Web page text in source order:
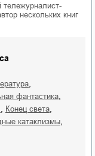
тележурналист-
нескольких книг
фантастика
конец света
катаклизмы